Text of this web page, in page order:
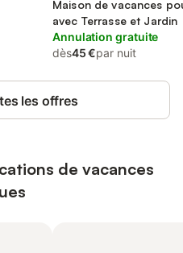
Marie
Maison de vacances
avec Terrasse et Jardin
Annulation gratuite
dès45 €par nuit
les offres
de vacances